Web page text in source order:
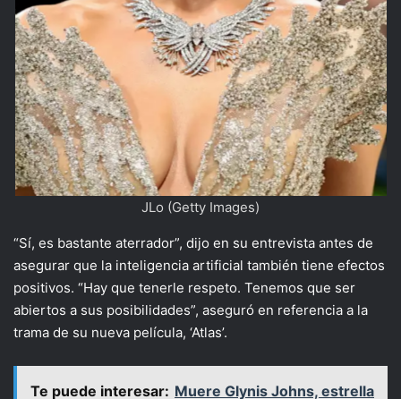
JLo (Getty Images)
“Sí, es bastante aterrador”, dijo en su entrevista antes de
asegurar que la inteligencia artificial también tiene efectos
positivos. “Hay que tenerle respeto. Tenemos que ser
abiertos a sus posibilidades”, aseguró en referencia a la
trama de su nueva película, ‘Atlas’.
Te puede interesar: Muere Glynis Johns, estrella